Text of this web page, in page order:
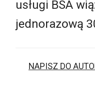
usługi BSA
jednorazową
NAPISZ DO